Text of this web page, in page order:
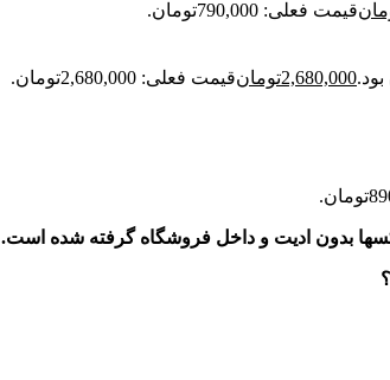
قیمت فعلی: 790,000تومان.
2,680,000تومانقیمت فعلی: 2,680,000تومان.
بدون ادیت و داخل فروشگاه گرفته شده است.